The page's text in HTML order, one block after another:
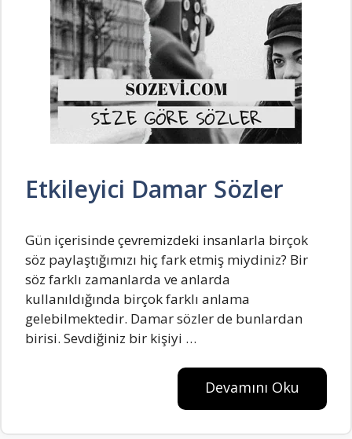
Etkileyici Damar Sözler
Gün içerisinde çevremizdeki insanlarla birçok
söz paylaştığımızı hiç fark etmiş miydiniz? Bir
söz farklı zamanlarda ve anlarda
kullanıldığında birçok farklı anlama
gelebilmektedir. Damar sözler de bunlardan
birisi. Sevdiğiniz bir kişiyi …
Devamını Oku